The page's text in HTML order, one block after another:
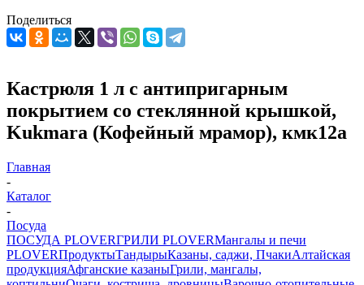
Поделиться
Кастрюля 1 л с антипригарным
покрытием со стеклянной крышкой,
Kukmara (Кофейный мрамор), кмк12а
Главная
-
Каталог
-
Посуда
ПОСУДА PLOVERГРИЛИ PLOVERМангалы и печи
PLOVERПродуктыТандырыКазаны, саджи, ПчакиАлтайская
продукцияАфганские казаныГрили, мангалы,